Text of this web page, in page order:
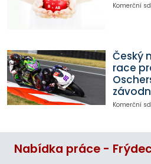
Komerční
Český
race
Komerční
Nabídka práce -